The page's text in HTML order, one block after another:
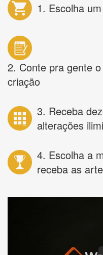
1. Escolha
2. Conte pra gente
criação
3. Receba
alterações
4. Escolha a
receba as